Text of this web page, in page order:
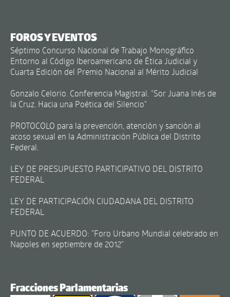
FOROS Y EVENTOS
Séptimo Concurso Nacional de Trabajo Monográfico
Entorno al Código Iberoamericano de Ética Judicial y
Cuarta Edición del Premio Nacional al Mérito Judicial
Gonzalo Celorio. Conferencia Magistral. "Sor Juana Inés de
la Cruz. Hacia una Poética del Silencio"
PROTOCOLO para la prevención, atención y sanción al
acoso sexual en la Administración Pública del Distrito
Federal.
LEY DE PRESUPUESTO PARTICIPATIVO DEL DISTRITO
FEDERAL
LEY DE PARTICIPACIÓN CIUDADANA DEL DISTRITO
FEDERAL
PUNTO DE ACUERDO: "Foro Urbano Mundial celebrado en
Napoles en septiembre de 2012"
Fracciones Parlamentarias